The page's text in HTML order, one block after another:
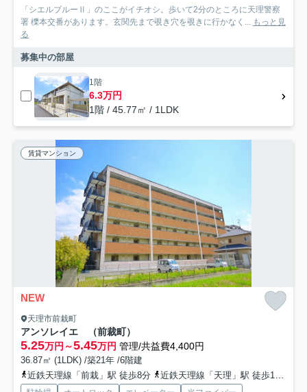
「シエルブルーⅡ」のここがイチオシ。歩いて2分のところに天理警察
署 櫟本交番があります。玄関先まで覗き穴を覗きに行かなく...
もっと見
る
募集中の部屋
1階
6.3万円
1階 / 45.77㎡ / 1LDK
賃貸マンション
NEW
天理市前栽町
アンソレイエ （前裁町）
5.25万円～5.45万円 管理/共益費4,400円
36.87㎡ (1LDK) /築21年 /6階建
近鉄天理線「前栽」駅 徒歩8分
近鉄天理線「天理」駅 徒歩18分